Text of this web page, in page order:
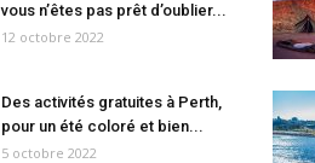
vous n’êtes pas prêt d’oublier...
12 octobre 2022
Des activités gratuites à Perth,
pour un été coloré et bien...
5 octobre 2022